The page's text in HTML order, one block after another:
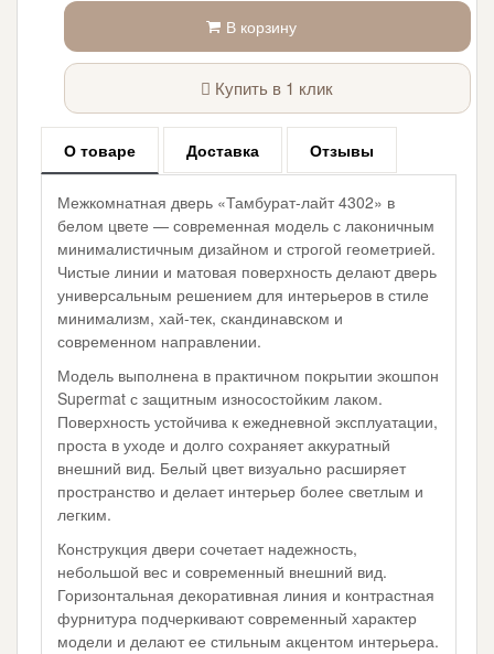
В корзину
Купить в 1 клик
О товаре Доставка Отзывы
Межкомнатная дверь «Тамбурат-лайт 4302» в
белом цвете — современная модель с лаконичным
минималистичным дизайном и строгой геометрией.
Чистые линии и матовая поверхность делают дверь
универсальным решением для интерьеров в стиле
минимализм, хай-тек, скандинавском и
современном направлении.
Модель выполнена в практичном покрытии экошпон
Supermat с защитным износостойким лаком.
Поверхность устойчива к ежедневной эксплуатации,
проста в уходе и долго сохраняет аккуратный
внешний вид. Белый цвет визуально расширяет
пространство и делает интерьер более светлым и
легким.
Конструкция двери сочетает надежность,
небольшой вес и современный внешний вид.
Горизонтальная декоративная линия и контрастная
фурнитура подчеркивают современный характер
модели и делают ее стильным акцентом интерьера.